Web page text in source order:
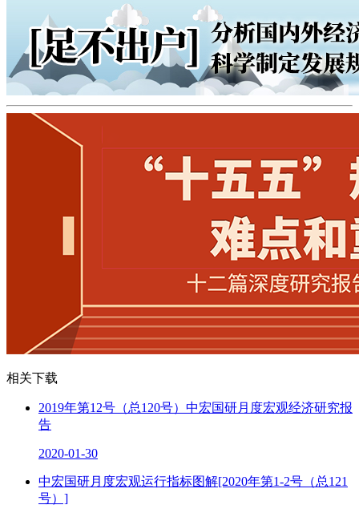
相关下载
2019年第12号（总120号）中宏国研月度宏观经济研究报
告
2020-01-30
中宏国研月度宏观运行指标图解[2020年第1-2号（总121
号）]